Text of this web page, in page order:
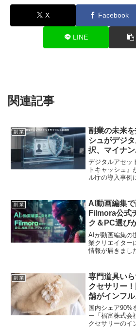
X Facebook
LINE
関連記事
副 業
副業の未来
シュがデジ
択、マイナ
「完全な安
デジタルアセッ
トキャッシュ』
ル庁の導入事例
における「なり
る公文書偽造」
に遮断。「最高
ファンのデジタ
強力にサポート
副 業
AI動画編集で
Filmora公式
ク＆PC選び
リエイティ
AIが動画編集の
業クリエイター
情報が届きまし
AI時代の編集テ
ン選びのコツ
イティブな「推
ップする、実践
す！
副 業
専門道具い
クセサリー
舗がインフ
「推し活」
国内シェア90%
ー「福富株式会
クセサリーのイ